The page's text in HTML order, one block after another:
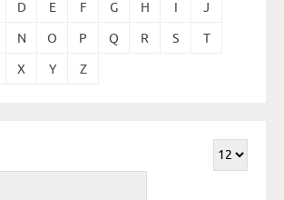
D E F G H I J
N O P Q R S T
X Y Z